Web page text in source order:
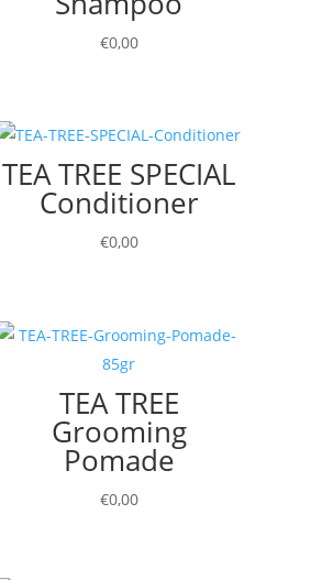
€0,00
TEA TREE SPECIAL
Conditioner
€0,00
TEA TREE
Grooming
Pomade
€0,00